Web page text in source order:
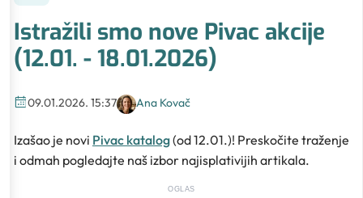
Istražili smo nove Pivac akcije
(12.01. - 18.01.2026)
09.01.2026. 15:37 Ana Kovač
Izašao je novi Pivac katalog(od 12.01.)! Preskočite traženje
i odmah pogledajte naš izbor najisplativijih artikala.
OGLAS